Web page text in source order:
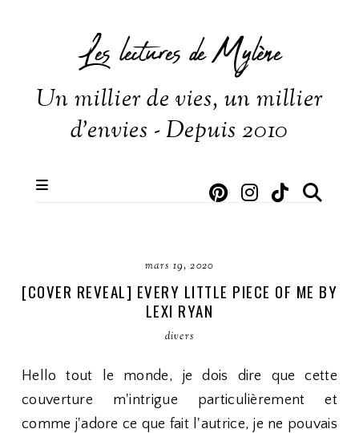
Les lectures de Mylène
Un millier de vies, un millier
d'envies - Depuis 2010
mars 19, 2020
[COVER REVEAL] EVERY LITTLE PIECE OF ME BY
LEXI RYAN
divers
Hello tout le monde, je dois dire que cette
couverture m'intrigue particulièrement et
comme j'adore ce que fait l'autrice, je ne pouvais